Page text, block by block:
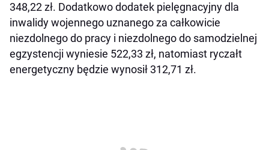
348,22 zł. Dodatkowo dodatek pielęgnacyjny dla
inwalidy wojennego uznanego za całkowicie
niezdolnego do pracy i niezdolnego do samodzielnej
egzystencji wyniesie 522,33 zł, natomiast ryczałt
energetyczny będzie wynosił 312,71 zł.